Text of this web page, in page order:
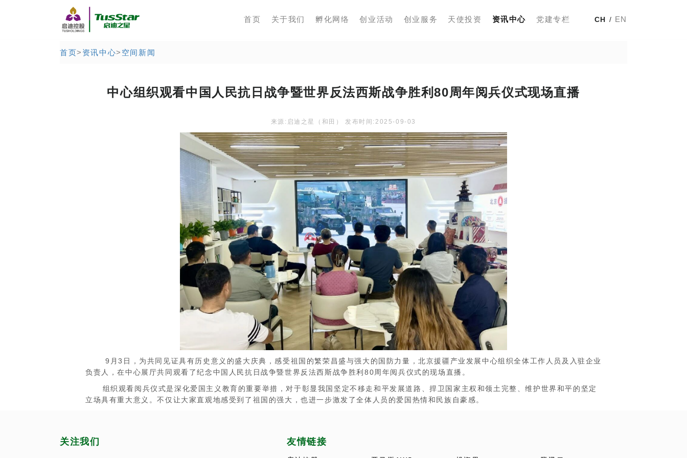
首页 关于我们 孵化网络 创业活动 创业服务 天使投资 资讯中心 党建专栏 CH / EN
首页> 资讯中心> 空间新闻
中心组织观看中国人民抗日战争暨世界反法西斯战争胜利80周年阅兵仪式现场直播
来源:启迪之星（和田） 发布时间:2025-09-03
9月3日，为共同见证具有历史意义的盛大庆典，感受祖国的繁荣昌盛与强大的国防力量，北京援疆产业发展中心组织全体工作人员及入驻企业
负责人，在中心展厅共同观看了纪念中国人民抗日战争暨世界反法西斯战争胜利80周年阅兵仪式的现场直播。
组织观看阅兵仪式是深化爱国主义教育的重要举措，对于彰显我国坚定不移走和平发展道路、捍卫国家主权和领土完整、维护世界和平的坚定
立场具有重大意义。不仅让大家直观地感受到了祖国的强大，也进一步激发了全体人员的爱国热情和民族自豪感。
关注我们 友情链接